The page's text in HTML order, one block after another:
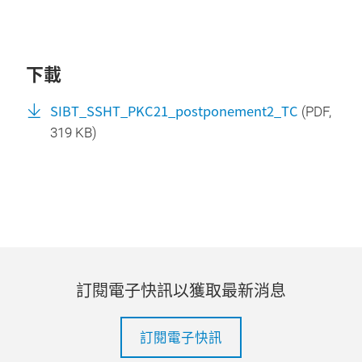
下載
SIBT_SSHT_PKC21_postponement2_TC (PDF,
319 KB)
訂閱電子快訊以獲取最新消息
訂閱電子快訊